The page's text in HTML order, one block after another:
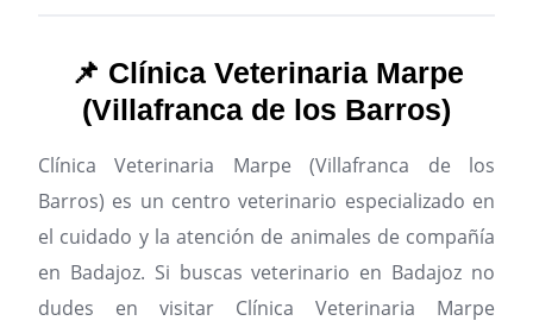
📌 Clínica Veterinaria Marpe
(Villafranca de los Barros)
Clínica Veterinaria Marpe (Villafranca de los
Barros) es un centro veterinario especializado en
el cuidado y la atención de animales de compañía
en Badajoz. Si buscas veterinario en Badajoz no
dudes en visitar Clínica Veterinaria Marpe